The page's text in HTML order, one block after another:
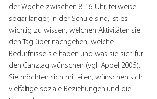
der Woche zwischen 8-16 Uhr, teilweise
sogar länger, in der Schule sind, ist es
wichtig zu wissen, welchen Aktivitäten sie
den Tag über nachgehen, welche
Bedürfnisse sie haben und was sie sich für
den Ganztag wünschen (vgl. Appel 2005).
Sie möchten sich mitteilen, wünschen sich
vielfältige soziale Beziehungen und die